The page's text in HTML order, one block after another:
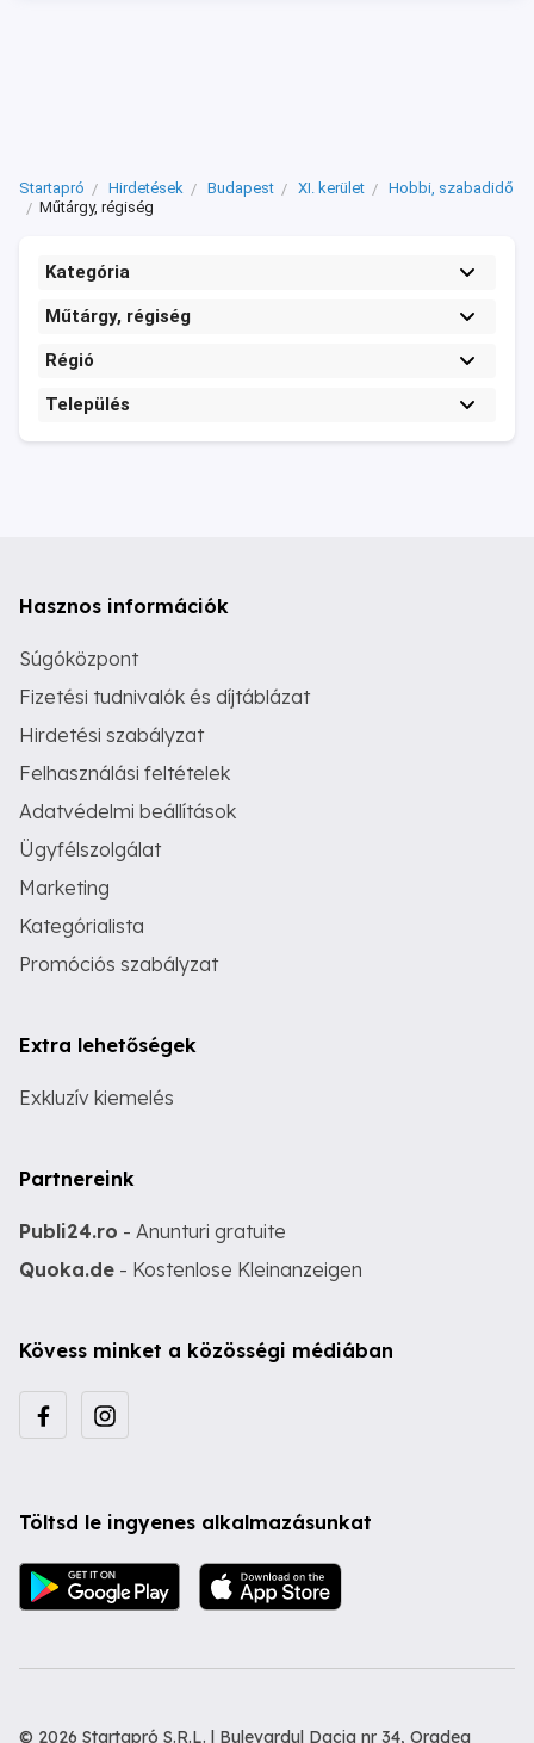
Startapró Hirdetések Budapest XI. kerület
Hobbi, szabadidő
Műtárgy, régiség
Kategória
Műtárgy, régiség
Régió
Település
Hasznos információk
Súgóközpont
Fizetési tudnivalók és díjtáblázat
Hirdetési szabályzat
Felhasználási feltételek
Adatvédelmi beállítások
Ügyfélszolgálat
Marketing
Kategórialista
Promóciós szabályzat
Extra lehetőségek
Exkluzív kiemelés
Partnereink
Publi24.ro - Anunturi gratuite
Quoka.de - Kostenlose Kleinanzeigen
Kövess minket a közösségi médiában
Töltsd le ingyenes alkalmazásunkat
© 2026 Startapró S.R.L. | Bulevardul Dacia nr 34, Oradea